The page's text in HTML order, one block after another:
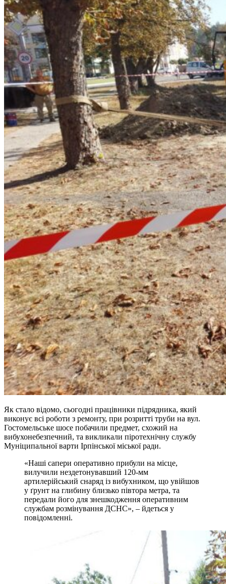
Як стало відомо, сьогодні працівники підрядника, який
виконує всі роботи з ремонту, при розритті труби на вул.
Гостомельське шосе побачили предмет, схожий на
вибухонебезпечний, та викликали піротехнічну службу
Муніципальної варти Ірпінської міської ради.
«Наші сапери оперативно прибули на місце,
вилучили нездетонувавший 120-мм
артилерійський снаряд із вибухником, що увійшов
у ґрунт на глибину близько півтора метра, та
передали його для знешкодження оперативним
службам розмінування ДСНС», – йдеться у
повідомленні.